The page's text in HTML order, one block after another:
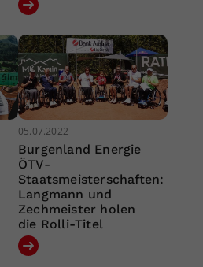
05.07.2022
Burgenland Energie
ÖTV-
Staatsmeisterschaften:
Langmann und
Zechmeister holen
die Rolli-Titel